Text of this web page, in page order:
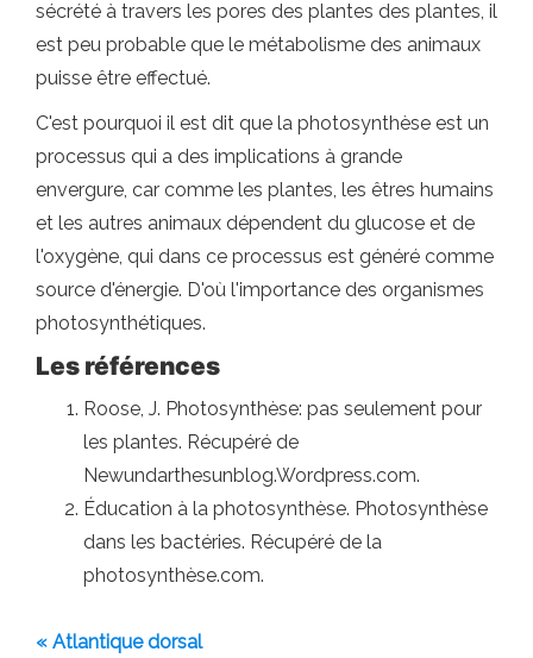
sécrété à travers les pores des plantes des plantes, il
est peu probable que le métabolisme des animaux
puisse être effectué.
C'est pourquoi il est dit que la photosynthèse est un
processus qui a des implications à grande
envergure, car comme les plantes, les êtres humains
et les autres animaux dépendent du glucose et de
l'oxygène, qui dans ce processus est généré comme
source d'énergie. D'où l'importance des organismes
photosynthétiques.
Les références
Roose, J. Photosynthèse: pas seulement pour
les plantes. Récupéré de
Newundarthesunblog.Wordpress.com.
Éducation à la photosynthèse. Photosynthèse
dans les bactéries. Récupéré de la
photosynthèse.com.
« Atlantique dorsal